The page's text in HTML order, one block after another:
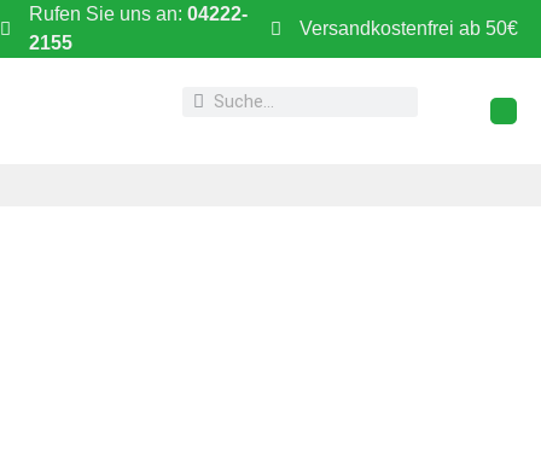
Rufen Sie uns an: 04222-
2155
Versandkostenfrei ab 50€